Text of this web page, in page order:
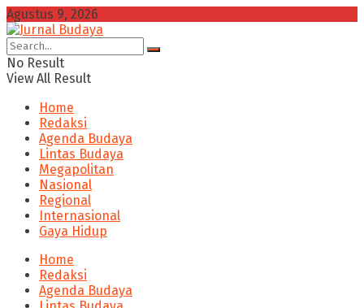
Agustus 9, 2026
No Result
View All Result
Home
Redaksi
Agenda Budaya
Lintas Budaya
Megapolitan
Nasional
Regional
Internasional
Gaya Hidup
Home
Redaksi
Agenda Budaya